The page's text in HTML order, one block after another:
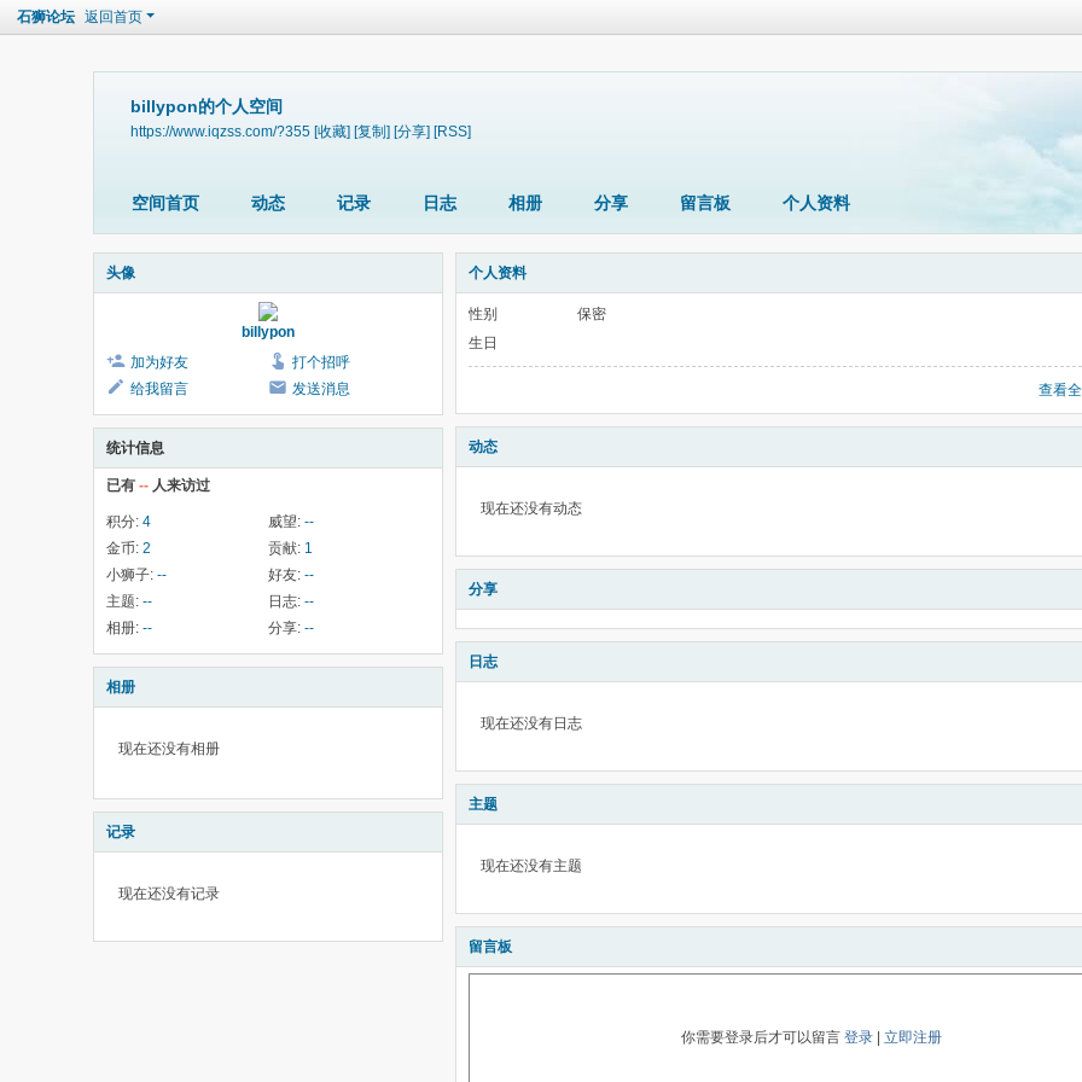
石狮论坛 返回首页
billypon的个人空间
https://www.iqzss.com/?355 [收藏] [复制] [分享] [RSS]
空间首页 动态 记录 日志 相册 分享 留言板 个人资料
头像
billypon
加为好友
打个招呼
给我留言
发送消息
统计信息
已有 -- 人来访过
积分: 4 威望: --
金币: 2 贡献: 1
小狮子: -- 好友: --
主题: -- 日志: --
相册: -- 分享: --
相册
现在还没有相册
记录
现在还没有记录
个人资料
性别
保密
生日
查看
动态
现在还没有动态
分享
日志
现在还没有日志
主题
现在还没有主题
留言板
你需要登录后才可以留言 登录 立即注册